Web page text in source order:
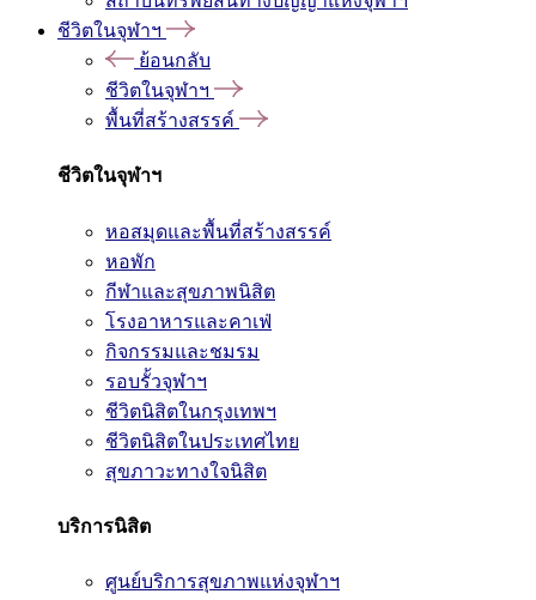
ชีวิตในจุฬาฯ
ย้อนกลับ
ชีวิตในจุฬาฯ
พื้นที่สร้างสรรค์
ชีวิตในจุฬาฯ
หอสมุดและพื้นที่สร้างสรรค์
หอพัก
กีฬาและสุขภาพนิสิต
โรงอาหารและคาเฟ่
กิจกรรมและชมรม
รอบรั้วจุฬาฯ
ชีวิตนิสิตในกรุงเทพฯ
ชีวิตนิสิตในประเทศไทย
สุขภาวะทางใจนิสิต
บริการนิสิต
ศูนย์บริการสุขภาพแห่งจุฬาฯ